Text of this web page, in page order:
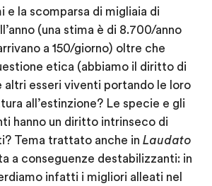
e la scomparsa di migliaia di
(una stima è di 8.700/anno
a 150/giorno) oltre che
etica (abbiamo il diritto di
altri esseri viventi portando le loro
all’estinzione? Le specie e gli
hanno un diritto intrinseco di
Tema trattato anche in Laudato
a conseguenze destabilizzanti: in
infatti i migliori alleati nel